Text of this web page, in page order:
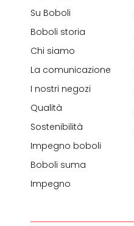
Su Boboli
Boboli storia
Chi siamo
La comunicazione
I nostri negozi
Qualità
Sostenibilità
Impegno boboli
Boboli suma
Impegno